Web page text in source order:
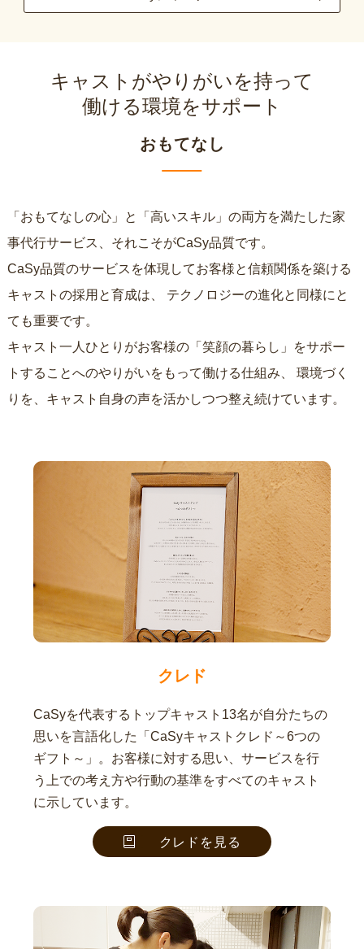
キャストがやりがいを持って
働ける環境をサポート
おもてなし
「おもてなしの心」と「高いスキル」の両方を満たした家
事代行サービス、それこそがCaSy品質です。
CaSy品質のサービスを体現してお客様と信頼関係を築ける
キャストの採用と育成は、
ても重要です。
キャスト一人ひとりがお客様の「笑顔の暮らし」をサポー
トすることへのやりがいをもって働ける仕組み、
りを、キャスト自身の声を活かしつつ整え続けています。
クレド
CaSyを代表するトップキャスト13名が自分たちの
思いを言語化した「CaSyキャストクレド～6つの
ギフト～」。お客様に対する思い、サービスを行
う上での考え方や行動の基準をすべてのキャスト
に示しています。
クレドを見る